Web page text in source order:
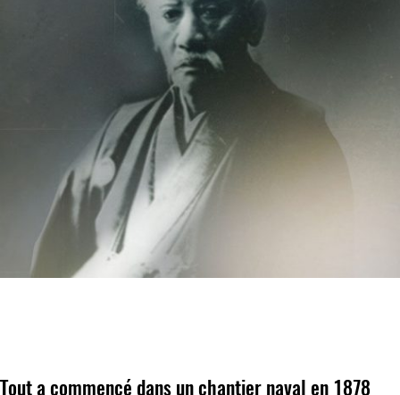
Tout a commencé dans un chantier naval en 1878